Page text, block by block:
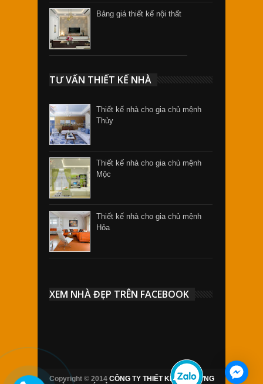
Bảng giá thiết kế nội thất
TƯ VẤN THIẾT KẾ NHÀ
Thiết kế nhà cho gia chủ mệnh
Thủy
Thiết kế nhà cho gia chủ mệnh
Mộc
Thiết kế nhà cho gia chủ mệnh
Hỏa
XEM NHÀ ĐẸP TRÊN FACEBOOK
Copyright © 2014 CÔNG TY THIẾT KẾ XÂY DỰNG